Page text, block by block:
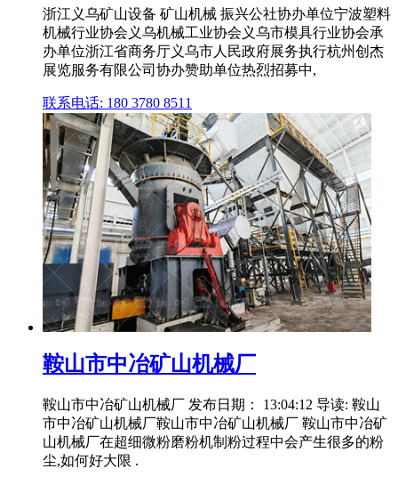
浙江义乌矿山设备 矿山机械 振兴公社协办单位宁波塑料
机械行业协会义乌机械工业协会义乌市模具行业协会承
办单位浙江省商务厅义乌市人民政府展务执行杭州创杰
展览服务有限公司协办赞助单位热烈招募中,
联系电话: 180 3780 8511
鞍山市中冶矿山机械厂
鞍山市中冶矿山机械厂 发布日期： 13:04:12 导读: 鞍山
市中冶矿山机械厂鞍山市中冶矿山机械厂 鞍山市中冶矿
山机械厂在超细微粉磨粉机制粉过程中会产生很多的粉
尘,如何好大限 .